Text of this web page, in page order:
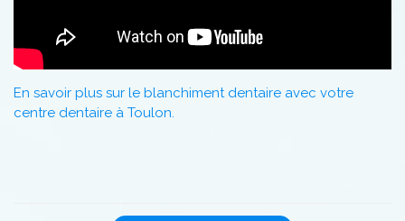
En savoir plus sur le blanchiment dentaire avec votre
centre dentaire à Toulon.